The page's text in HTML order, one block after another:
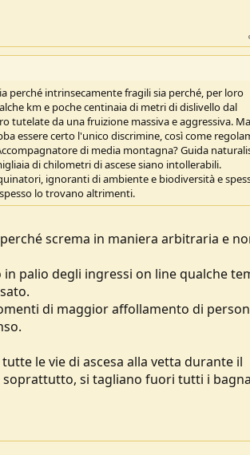
perché intrinsecamente fragili sia perché, per loro
km e poche centinaia di metri di dislivello dal
tutelate da una fruizione massiva e aggressiva. Ma
essere certo l'unico discrimine, così come
di media montagna? Guida
di chilometri di ascese siano intollerabili.
ignoranti di ambiente e biodiversità e
lo trovano altrimenti.
screma in maniera arbitraria e
palio degli ingressi on line qualche
di maggior affollamento di
le vie di ascesa alla vetta durante il
si tagliano fuori tutti i